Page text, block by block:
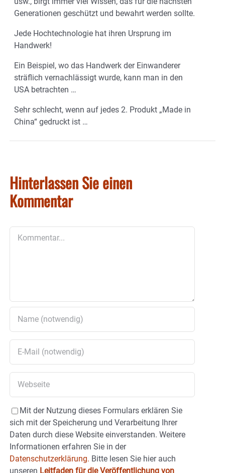
Generationen geschützt und bewahrt werden sollte.
Jede Hochtechnologie hat ihren Ursprung im
Handwerk!
Ein Beispiel, wo das Handwerk der Einwanderer
sträflich vernachlässigt wurde, kann man in den
USA betrachten …
Sehr schlecht, wenn auf jedes 2. Produkt „Made in
China“ gedruckt ist …
Hinterlassen Sie einen
Kommentar
Mit der Nutzung dieses Formulars erklären Sie
sich mit der Speicherung und Verarbeitung Ihrer
Daten durch diese Website einverstanden. Weitere
Informationen erfahren Sie in der
Datenschutzerklärung. Bitte lesen Sie hier auch
unseren Leitfaden für die Veröffentlichung von